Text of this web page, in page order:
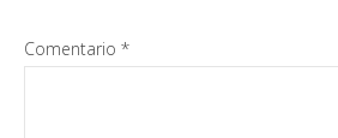
Comentario *